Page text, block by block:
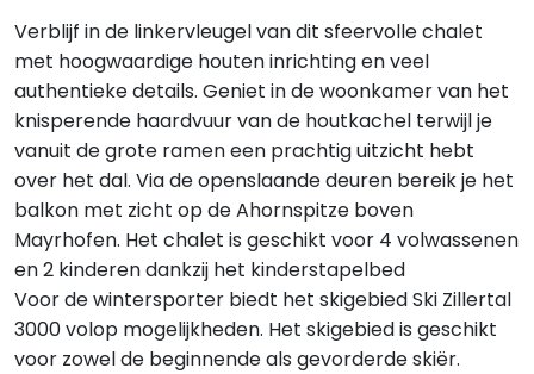
Verblijf in de linkervleugel van dit sfeervolle chalet
met hoogwaardige houten inrichting en veel
authentieke details. Geniet in de woonkamer van het
knisperende haardvuur van de houtkachel terwijl je
vanuit de grote ramen een prachtig uitzicht hebt
over het dal. Via de openslaande deuren bereik je het
balkon met zicht op de Ahornspitze boven
Mayrhofen. Het chalet is geschikt voor 4 volwassenen
en 2 kinderen dankzij het kinderstapelbed
Voor de wintersporter biedt het skigebied Ski Zillertal
3000 volop mogelijkheden. Het skigebied is geschikt
voor zowel de beginnende als gevorderde skiër.